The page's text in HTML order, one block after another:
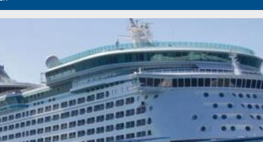
Newsletter
εγγραφής στο Newsletter του Dealistas.grΕπικοινωνία